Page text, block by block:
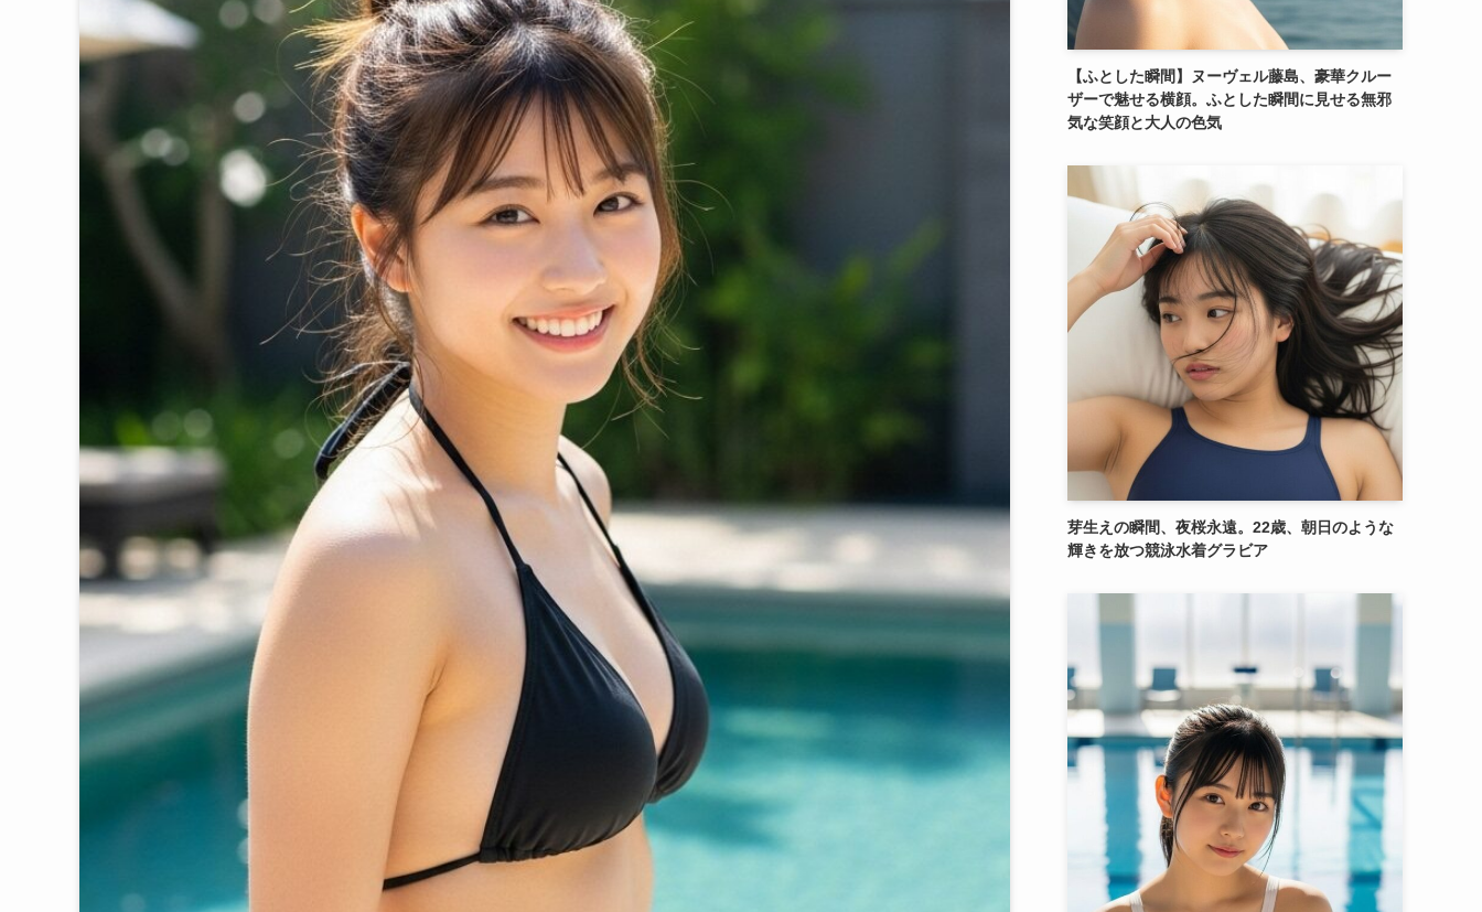
【ふとした瞬間】ヌーヴェル藤島、豪華クルー
ザーで魅せる横顔。ふとした瞬間に見せる無邪
気な笑顔と大人の色気
芽生えの瞬間、夜桜永遠。22歳、朝日のような
輝きを放つ競泳水着グラビア